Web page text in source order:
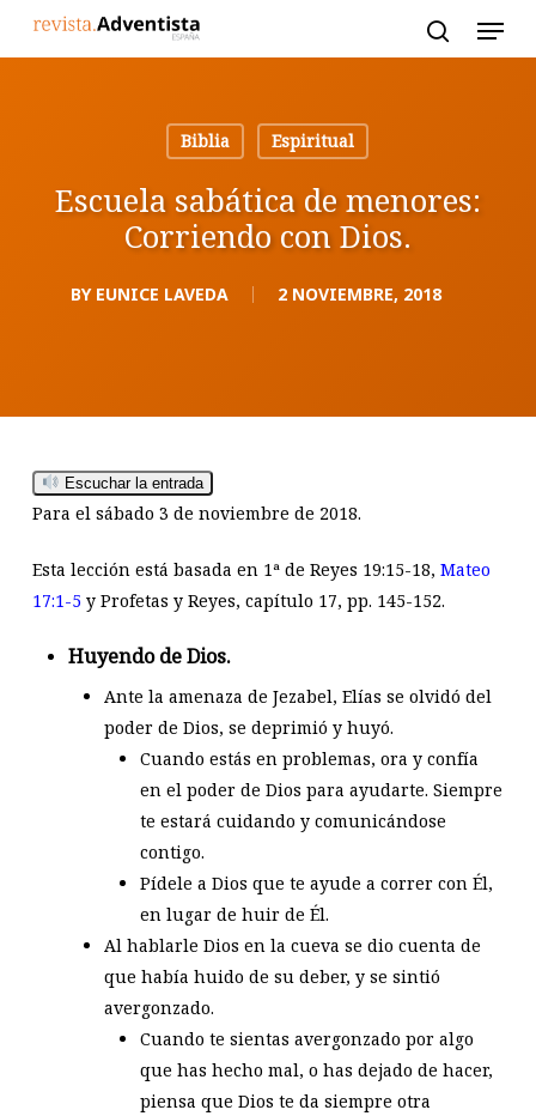
Biblia
Espiritual
Escuela sabática de menores:
Corriendo con Dios.
BY EUNICE LAVEDA 2 NOVIEMBRE, 2018
Escuchar la entrada
Para el sábado 3 de noviembre de 2018.
Esta lección está basada en 1ª de Reyes 19:15-18, Mateo
17:1-5 y Profetas y Reyes, capítulo 17, pp. 145-152.
Huyendo de Dios.
Ante la amenaza de Jezabel, Elías se olvidó del
poder de Dios, se deprimió y huyó.
Cuando estás en problemas, ora y confía
en el poder de Dios para ayudarte. Siempre
te estará cuidando y comunicándose
contigo.
Pídele a Dios que te ayude a correr con Él,
en lugar de huir de Él.
Al hablarle Dios en la cueva se dio cuenta de
que había huido de su deber, y se sintió
avergonzado.
Cuando te sientas avergonzado por algo
que has hecho mal, o has dejado de hacer,
piensa que Dios te da siempre otra